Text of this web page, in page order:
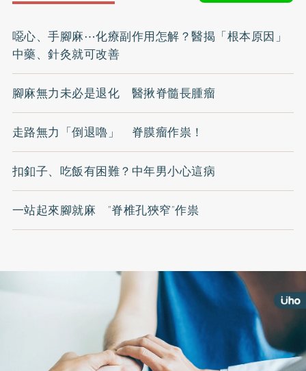
噁心、手腳麻⋯化療副作用怎解？醫揭「根本原因」
中藥、針灸就可改善
腳麻無力未必是退化 醫揪脊髓長腫瘤
走路無力「倒退嚕」 脊膜瘤作祟！
扣釦子、吃飯有困難？中年男小心這病
一站起來腳就麻 ”脊椎孔狹窄”作祟